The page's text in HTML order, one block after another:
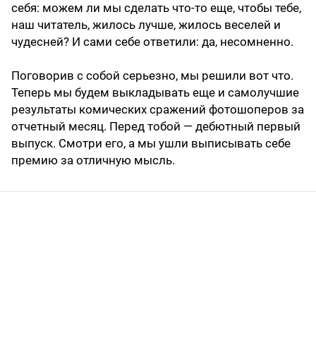
себя: можем ли мы сделать что-то еще, чтобы тебе,
наш читатель, жилось лучше, жилось веселей и
чудесней? И сами себе ответили: да, несомненно.
Поговорив с собой серьезно, мы решили вот что.
Теперь мы будем выкладывать еще и самолучшие
результаты комических сражений фотошоперов за
отчетный месяц. Перед тобой — дебютный первый
выпуск. Смотри его, а мы ушли выписывать себе
премию за отличную мысль.